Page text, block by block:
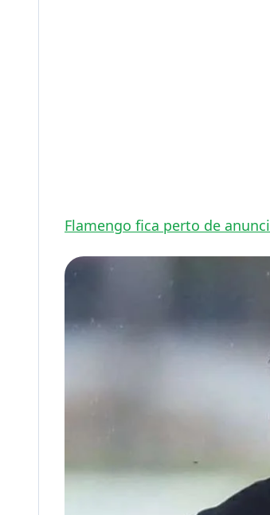
Flamengo fica perto de